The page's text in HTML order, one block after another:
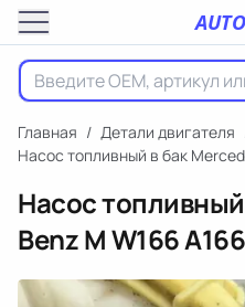
Главная / Детали двигателя
Насос топливный в бак
Насос
Benz M W166